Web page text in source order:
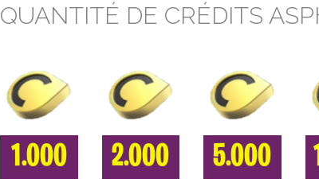
QUANTITÉ DE CRÉDITS
1.000 2.000 5.000